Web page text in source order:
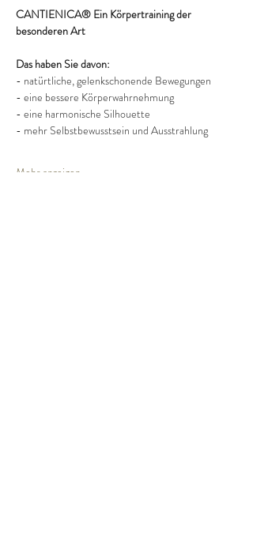
CANTIENICA® Ein Körpertraining der
besonderen Art
Das haben Sie davon:
- natürtliche, gelenkschonende Bewegungen
- eine bessere Körperwahrnehmung
- eine harmonische Silhouette
- mehr Selbstbewusstsein und Ausstrahlung
Mehr anzeigen